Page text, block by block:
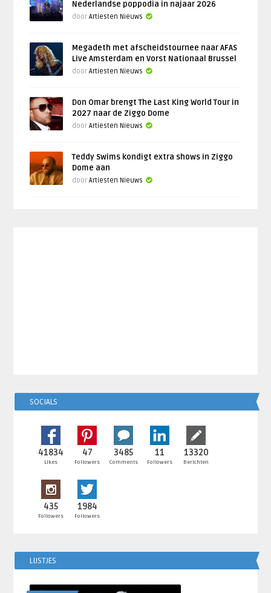
Nederlandse poppodia in najaar 2026
doorArtiesten Nieuws
Megadeth met afscheidstournee naar AFAS
Live Amsterdam en Vorst Nationaal Brussel
doorArtiesten Nieuws
Don Omar brengt The Last King World Tour in
2027 naar de Ziggo Dome
doorArtiesten Nieuws
Teddy Swims kondigt extra shows in Ziggo
Dome aan
doorArtiesten Nieuws
SOCIALS
41834
Likes
47
Followers
3485
Comments
11
Followers
13320
Berichten
435
Followers
1984
Followers
LIJSTJES